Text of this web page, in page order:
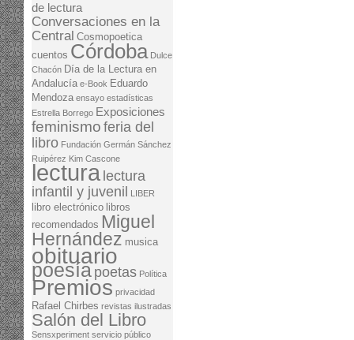
de lectura
Conversaciones en la
Central Cosmopoetica
cuentos Córdoba Dulce
Chacón Día de la Lectura en
Andalucía e-Book Eduardo
Mendoza ensayo estadísticas
Estrella Borrego Exposiciones
feminismo feria del
libro Fundación Germán Sánchez
Ruipérez Kim Cascone
lectura lectura
infantil y juvenil
LIBER
libro electrónico libros
recomendados Miguel
Hernández musica
obituario
poesía poetas Política
Premios privacidad
Rafael Chirbes revistas ilustradas
Salón del Libro
Sensxperiment servicio público